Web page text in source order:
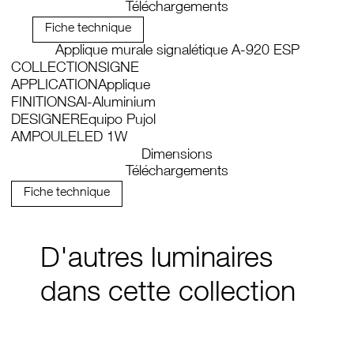
Téléchargements
Fiche technique
Applique murale signalétique A-920 ESP
COLLECTIONSIGNE
APPLICATIONApplique
FINITIONSAl-Aluminium
DESIGNEREquipo Pujol
AMPOULELED 1W
Dimensions
Téléchargements
Fiche technique
D'autres luminaires
dans cette collection